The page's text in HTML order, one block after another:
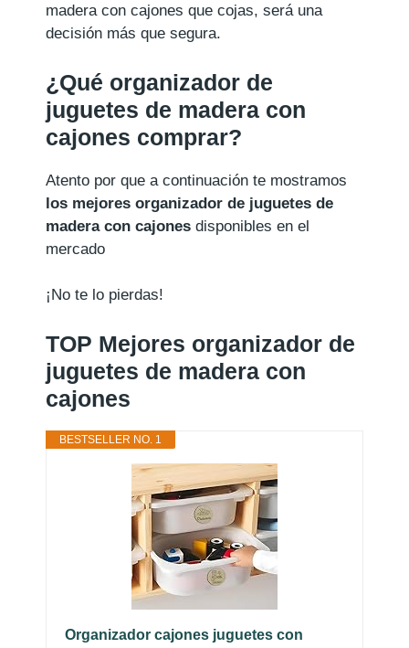
madera con cajones que cojas, será una
decisión más que segura.
¿Qué organizador de
juguetes de madera con
cajones comprar?
Atento por que a continuación te mostramos
los mejores organizador de juguetes de
madera con cajones disponibles en el
mercado
¡No te lo pierdas!
TOP Mejores organizador de
juguetes de madera con
cajones
BESTSELLER NO. 1
Organizador cajones juguetes con